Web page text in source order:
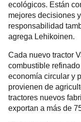
ecológicos. Están
mejores decisiones
responsabilidad
agrega Lehikoinen.
Cada nuevo tractor
combustible
economía circular y
provienen de
tractores nuevos
exportan a más de